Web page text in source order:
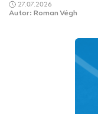
27.07.2026
Autor: Roman Végh